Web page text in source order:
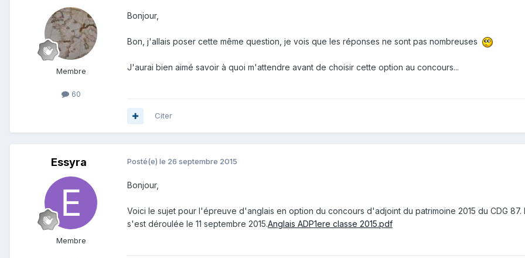
Membre
60
Bonjour,
Bon, j'allais poser cette même question, je vois que les réponses ne sont pas nombreuses
J'aurai bien aimé savoir à quoi m'attendre avant de choisir cette option au concours...
Citer
Essyra
Membre
Posté(e) le 26 septembre 2015
Bonjour,
Voici le sujet pour l'épreuve d'anglais en option du concours d'adjoint du patrimoine 2015 du CDG 87.
s'est déroulée le 11 septembre 2015.Anglais ADP1ere classe 2015.pdf